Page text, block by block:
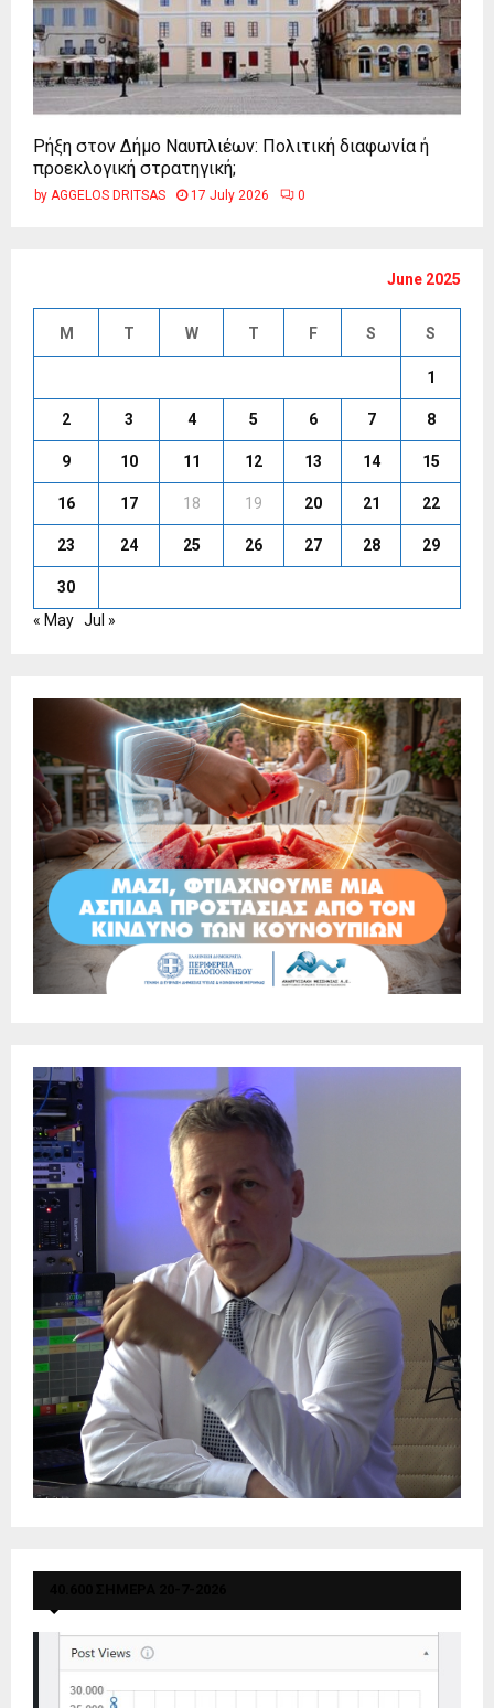
Ρήξη στον Δήμο Ναυπλιέων: Πολιτική διαφωνία ή
προεκλογική στρατηγική;
by AGGELOS DRITSAS 17 July 2026 0
June 2025
M T W T F S S
1
2 3 4 5 6 7 8
9 10 11 12 13 14 15
16 17 18 19 20 21 22
23 24 25 26 27 28 29
30
« May Jul »